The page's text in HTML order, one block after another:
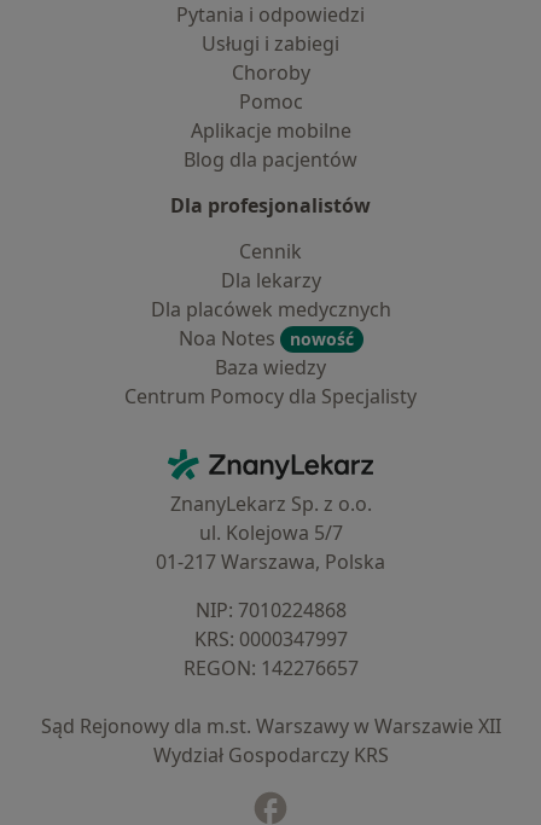
Pytania i odpowiedzi
Usługi i zabiegi
Choroby
Pomoc
Aplikacje mobilne
Blog dla pacjentów
Dla profesjonalistów
Cennik
Dla lekarzy
Dla placówek medycznych
Noa Notes
nowość
Baza wiedzy
Centrum Pomocy dla Specjalisty
ZnanyLekarz - Strona główna
ZnanyLekarz Sp. z o.o.
ul. Kolejowa 5/7
01-217 Warszawa, Polska
NIP: ⁠7010224868
KRS: ⁠0000347997
REGON: ⁠142276657
Sąd Rejonowy dla m.st. Warszawy w Warszawie XII
Wydział Gospodarczy KRS